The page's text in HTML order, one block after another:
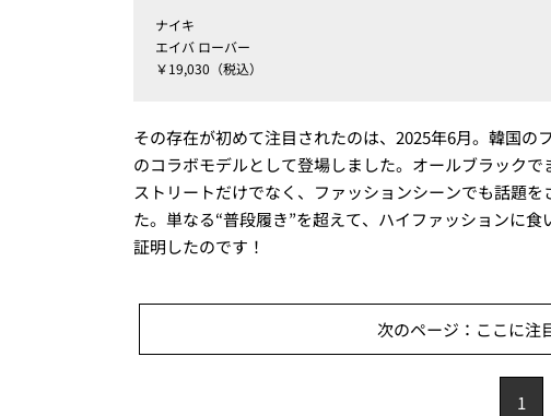
ナイキ
エイバ ローバー
￥19,030（税込）
その存在が初めて注目されたのは、2025年6月。韓国の
のコラボモデルとして登場しました。オールブラック
ストリートだけでなく、ファッションシーンでも話題
た。単なる“普段履き”を超えて、ハイファッションに
証明したのです！
次のページ：ここに注
1